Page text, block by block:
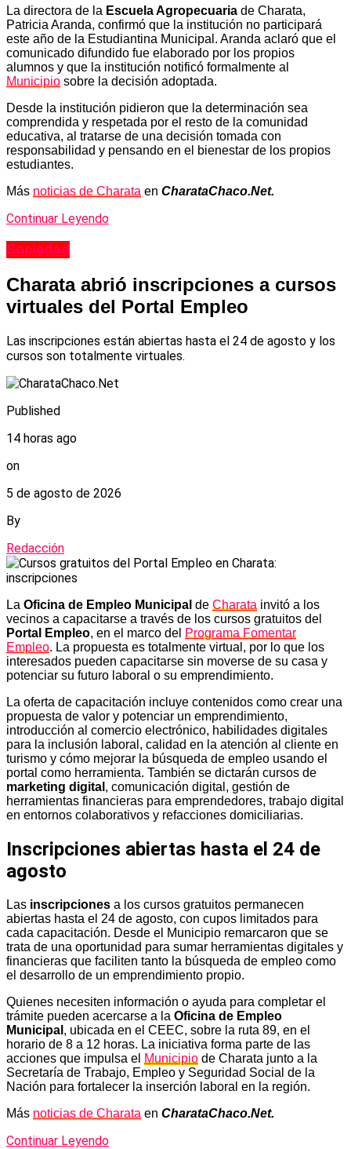
La directora de la Escuela Agropecuaria de Charata,
Patricia Aranda, confirmó que la institución no participará
este año de la Estudiantina Municipal. Aranda aclaró que el
comunicado difundido fue elaborado por los propios
alumnos y que la institución notificó formalmente al
Municipio sobre la decisión adoptada.
Desde la institución pidieron que la determinación sea
comprendida y respetada por el resto de la comunidad
educativa, al tratarse de una decisión tomada con
responsabilidad y pensando en el bienestar de los propios
estudiantes.
Más noticias de Charata en CharataChaco.Net.
Continuar Leyendo
Sociedad
Charata abrió inscripciones a cursos
virtuales del Portal Empleo
Las inscripciones están abiertas hasta el 24 de agosto y los
cursos son totalmente virtuales.
Published
14 horas ago
on
5 de agosto de 2026
By
Redacción
La Oficina de Empleo Municipal de Charata invitó a los
vecinos a capacitarse a través de los cursos gratuitos del
Portal Empleo, en el marco del Programa Fomentar
Empleo. La propuesta es totalmente virtual, por lo que los
interesados pueden capacitarse sin moverse de su casa y
potenciar su futuro laboral o su emprendimiento.
La oferta de capacitación incluye contenidos como crear una
propuesta de valor y potenciar un emprendimiento,
introducción al comercio electrónico, habilidades digitales
para la inclusión laboral, calidad en la atención al cliente en
turismo y cómo mejorar la búsqueda de empleo usando el
portal como herramienta. También se dictarán cursos de
marketing digital , comunicación digital, gestión de
herramientas financieras para emprendedores, trabajo digital
en entornos colaborativos y refacciones domiciliarias.
Inscripciones abiertas hasta el 24 de
agosto
Las inscripciones a los cursos gratuitos permanecen
abiertas hasta el 24 de agosto, con cupos limitados para
cada capacitación. Desde el Municipio remarcaron que se
trata de una oportunidad para sumar herramientas digitales y
financieras que faciliten tanto la búsqueda de empleo como
el desarrollo de un emprendimiento propio.
Quienes necesiten información o ayuda para completar el
trámite pueden acercarse a la Oficina de Empleo
Municipal , ubicada en el CEEC, sobre la ruta 89, en el
horario de 8 a 12 horas. La iniciativa forma parte de las
acciones que impulsa el Municipio de Charata junto a la
Secretaría de Trabajo, Empleo y Seguridad Social de la
Nación para fortalecer la inserción laboral en la región.
Más noticias de Charata en CharataChaco.Net.
Continuar Leyendo